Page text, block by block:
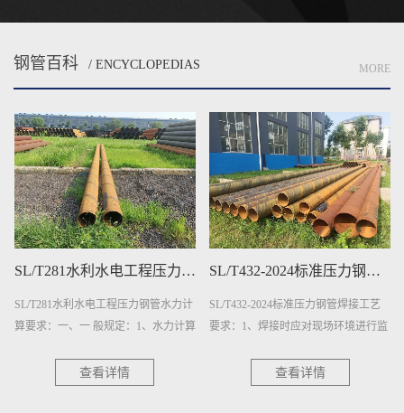
钢管百科 / ENCYCLOPEDIAS MORE
SL/T281水利水电工程压力钢管水力计算要求
SL/T281水利水电工程压力钢管水力计
算要求：一、一 般规定：1、水力计算
算应符合下列规定：1.1···
查看详情
SL/T432-2024标准压力钢管焊接工艺要求
SL/T432-2024标准压力钢管焊接工艺
要求：1、焊接时应对现场环境进行监
措施后方可焊接：a）气体···
查看详情